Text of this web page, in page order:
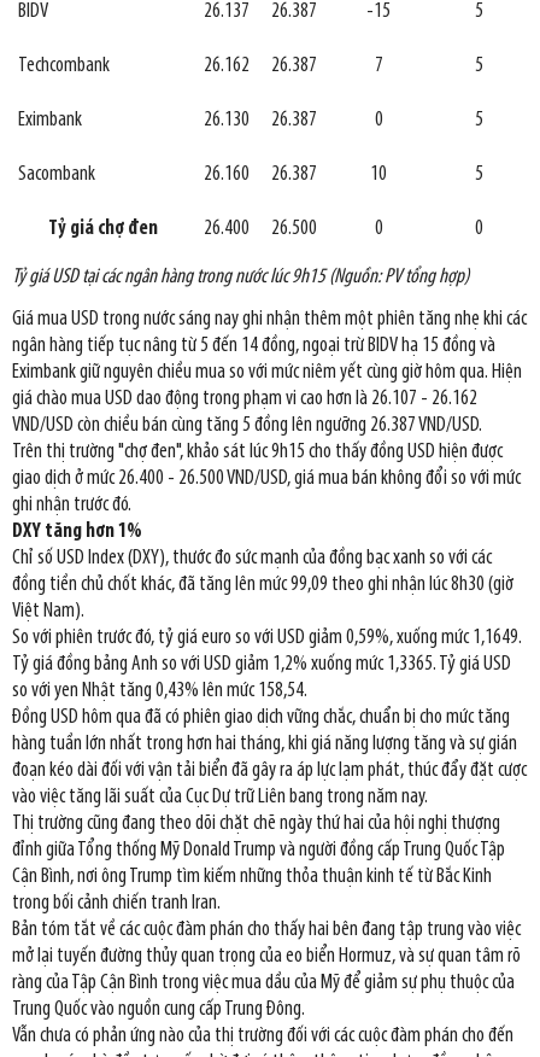
BIDV 26.137 26.387 -15 5
Techcombank 26.162 26.387 7 5
Eximbank 26.130 26.387 0 5
Sacombank 26.160 26.387 10 5
Tỷ giá chợ đen 26.400 26.500 0 0
Tỷ giá USD tại các ngân hàng trong nước lúc 9h15 (Nguồn: PV tổng hợp)
Giá mua USD trong nước sáng nay ghi nhận thêm một phiên tăng nhẹ khi các
ngân hàng tiếp tục nâng từ 5 đến 14 đồng, ngoại trừ BIDV hạ 15 đồng và
Eximbank giữ nguyên chiều mua so với mức niêm yết cùng giờ hôm qua. Hiện
giá chào mua USD dao động trong phạm vi cao hơn là 26.107 - 26.162
VND/USD còn chiều bán cùng tăng 5 đồng lên ngưỡng 26.387 VND/USD.
Trên thị trường "chợ đen", khảo sát lúc 9h15 cho thấy đồng USD hiện được
giao dịch ở mức 26.400 - 26.500 VND/USD, giá mua bán không đổi so với mức
ghi nhận trước đó.
DXY tăng hơn 1%
Chỉ số USD Index (DXY), thước đo sức mạnh của đồng bạc xanh so với các
đồng tiền chủ chốt khác, đã tăng lên mức 99,09 theo ghi nhận lúc 8h30 (giờ
Việt Nam).
So với phiên trước đó, tỷ giá euro so với USD giảm 0,59%, xuống mức 1,1649.
Tỷ giá đồng bảng Anh so với USD giảm 1,2% xuống mức 1,3365. Tỷ giá USD
so với yen Nhật tăng 0,43% lên mức 158,54.
Đồng USD hôm qua đã có phiên giao dịch vững chắc, chuẩn bị cho mức tăng
hàng tuần lớn nhất trong hơn hai tháng, khi giá năng lượng tăng và sự gián
đoạn kéo dài đối với vận tải biển đã gây ra áp lực lạm phát, thúc đẩy đặt cược
vào việc tăng lãi suất của Cục Dự trữ Liên bang trong năm nay.
Thị trường cũng đang theo dõi chặt chẽ ngày thứ hai của hội nghị thượng
đỉnh giữa Tổng thống Mỹ Donald Trump và người đồng cấp Trung Quốc Tập
Cận Bình, nơi ông Trump tìm kiếm những thỏa thuận kinh tế từ Bắc Kinh
trong bối cảnh chiến tranh Iran.
Bản tóm tắt về các cuộc đàm phán cho thấy hai bên đang tập trung vào việc
mở lại tuyến đường thủy quan trọng của eo biển Hormuz, và sự quan tâm rõ
ràng của Tập Cận Bình trong việc mua dầu của Mỹ để giảm sự phụ thuộc của
Trung Quốc vào nguồn cung cấp Trung Đông.
Vẫn chưa có phản ứng nào của thị trường đối với các cuộc đàm phán cho đến